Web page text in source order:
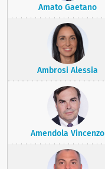
Amato Gaetano
Ambrosi Alessia
Amendola Vincenzo